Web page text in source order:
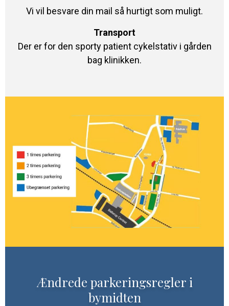
Vi vil besvare din mail så hurtigt som muligt.
Transport
Der er for den sporty patient cykelstativ i gården
bag klinikken.
Ændrede parkeringsregler i
bymidten